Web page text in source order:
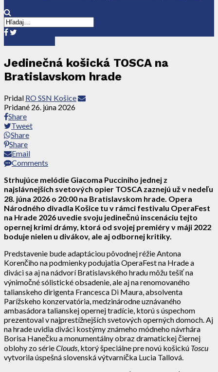
Jedinečná košická TOSCA na
Bratislavskom hrade
Pridal RO SSN Košice
Pridané 26. júna 2026
Share
Tweet
Share
Share
Email
Comments
Strhujúce melódie Giacoma Pucciniho jednej z
najslávnejších svetových opier TOSCA zaznejú už v nedeľu
28. júna 2026 o 20:00 na Bratislavskom hrade. Opera
Národného divadla Košice tu v rámci festivalu OperaFest
na Hrade 2026 uvedie svoju jedinečnú inscenáciu tejto
opernej krimi drámy, ktorá od svojej premiéry v máji 2022
boduje nielen u divákov, ale aj odbornej kritiky.
Predstavenie bude adaptáciou pôvodnej réžie Antona
Korenčiho na podmienky podujatia OperaFest na Hrade a
diváci sa aj na nádvorí Bratislavského hradu môžu tešiť na
výnimočné sólistické obsadenie, ale aj na renomovaného
talianskeho dirigenta Francesca Di Maura, absolventa
Parížskeho konzervatória, medzinárodne uznávaného
ambasádora talianskej opernej tradície, ktorú s úspechom
prezentoval v najprestížnejších svetových operných domoch. Aj
na hrade uvidia diváci kostýmy známeho módneho návrhára
Borisa Hanečku a monumentálny obraz dramatickej čiernej
oblohy zo sérieClouds , ktorý špeciálne pre novú košickú Toscu
vytvorila úspešná slovenská výtvarníčka Lucia Tallová.